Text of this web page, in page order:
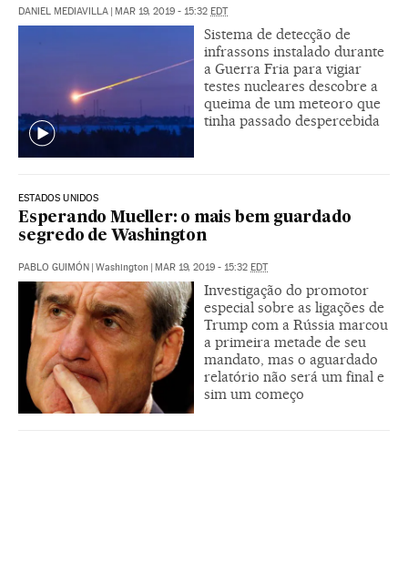
DANIEL MEDIAVILLA | MAR 19, 2019 - 15:32 EDT
Sistema de detecção de
infrassons instalado durante
a Guerra Fria para vigiar
testes nucleares descobre a
queima de um meteoro que
tinha passado despercebida
ESTADOS UNIDOS
Esperando Mueller: o mais bem guardado
segredo de Washington
PABLO GUIMÓN | Washington | MAR 19, 2019 - 15:32 EDT
Investigação do promotor
especial sobre as ligações de
Trump com a Rússia marcou
a primeira metade de seu
mandato, mas o aguardado
relatório não será um final e
sim um começo